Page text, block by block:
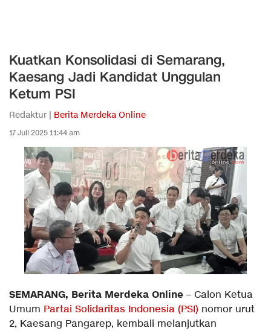
Kuatkan Konsolidasi di Semarang,
Kaesang Jadi Kandidat Unggulan
Ketum PSI
Redaktur | Berita Merdeka Online
17 Juli 2025 11:44 am
SEMARANG, Berita Merdeka Online – Calon Ketua
Umum Partai Solidaritas Indonesia (PSI) nomor urut
2, Kaesang Pangarep, kembali melanjutkan